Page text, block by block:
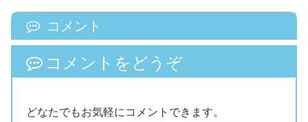
コメント
コメントをどうぞ
どなたでもお気軽にコメントできます。